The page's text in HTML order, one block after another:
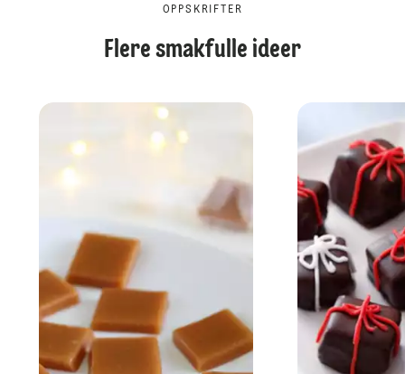
OPPSKRIFTER
Flere smakfulle ideer